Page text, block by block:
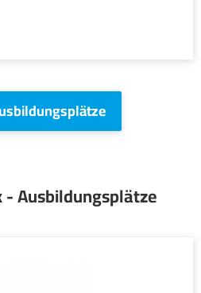
Ausbildungsplätze